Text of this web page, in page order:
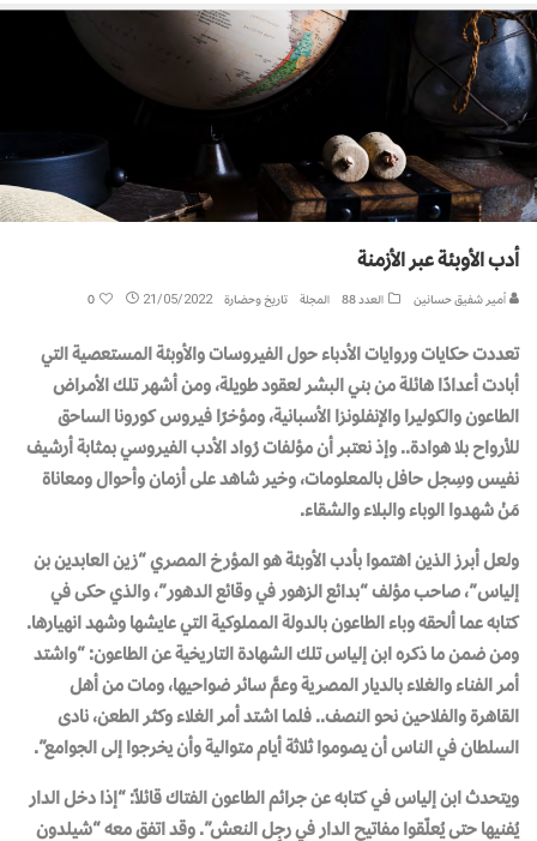
أدب الأوبئة عبر الأزمنة
أمير شفيق حسانين العدد 88 المجلة تاريخ وحضارة 21/05/2022
0
تعددت حكايات وروايات الأدباء حول الفيروسات والأوبئة المستعصية التي
أبادت أعدادًا هائلة من بني البشر لعقود طويلة، ومن أشهر تلك الأمراض
الطاعون والكوليرا والإنفلونزا الأسبانية، ومؤخرًا فيروس كورونا الساحق
للأرواح بلا هوادة.. وإذ نعتبر أن مؤلفات رُواد الأدب الفيروسي بمثابة أرشيف
نفيس وسِجل حافل بالمعلومات، وخير شاهد على أزمان وأحوال ومعاناة
مَنْ شهدوا الوباء والبلاء والشقاء.
ولعل أبرز الذين اهتموا بأدب الأوبئة هو المؤرخ المصري “زين العابدين بن
إلياس”، صاحب مؤلف “بدائع الزهور في وقائع الدهور”، والذي حكى في
كتابه عما ألحقه وباء الطاعون بالدولة المملوكية التي عايشها وشهد انهيارها.
ومن ضمن ما ذكره ابن إلياس تلك الشهادة التاريخية عن الطاعون: “واشتد
أمر الفناء والغلاء بالديار المصرية وعمَّ سائر ضواحيها، ومات من أهل
القاهرة والفلاحين نحو النصف.. فلما اشتد أمر الغلاء وكثر الطعن، نادى
السلطان في الناس أن يصوموا ثلاثة أيام متوالية وأن يخرجوا إلى الجوامع”.
ويتحدث ابن إلياس في كتابه عن جرائم الطاعون الفتاك قائلاً: “إذا دخل الدار
يُفنيها حتى يُعلّقوا مفاتيح الدار في رجِل النعش”. وقد اتفق معه “شيلدون